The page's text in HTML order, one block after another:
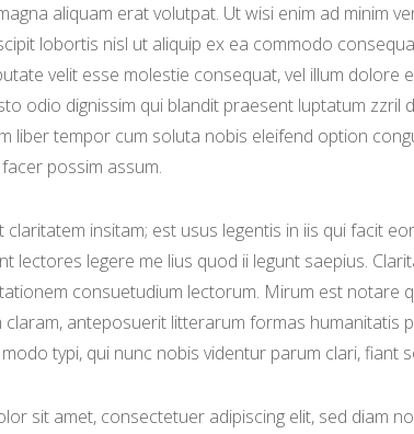
aliquam erat volutpat. Ut wisi enim ad minim
lobortis nisl ut aliquip ex ea commodo
velit esse molestie consequat, vel illum dolore
odio dignissim qui blandit praesent luptatum zzril
liber tempor cum soluta nobis eleifend option
possim assum.
claritatem insitam; est usus legentis in iis qui facit
lectores legere me lius quod ii legunt saepius.
consuetudium lectorum. Mirum est notare
claram, anteposuerit litterarum formas humanitatis
typi, qui nunc nobis videntur parum clari, fiant
sit amet, consectetuer adipiscing elit, sed diam